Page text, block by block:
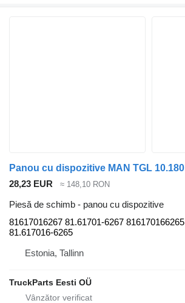
28,23 EUR ≈ 148,10 RON
Piesă de schimb - panou cu dispozitive
81617016267 81.61701-6267 816170166265
81.617016-6265
Estonia, Tallinn
TruckParts Eesti OÜ